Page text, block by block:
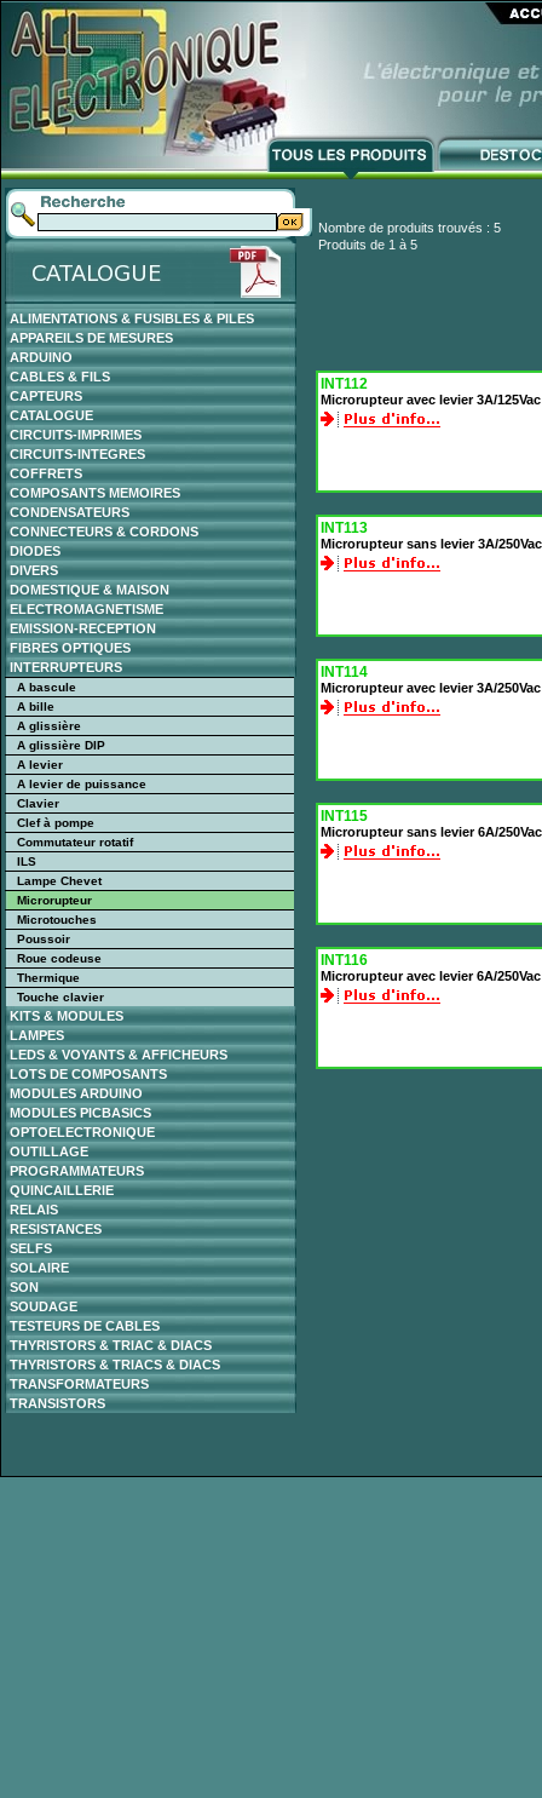
ALIMENTATIONS & FUSIBLES & PILES
APPAREILS DE MESURES
ARDUINO
CABLES & FILS
CAPTEURS
CATALOGUE
CIRCUITS-IMPRIMES
CIRCUITS-INTEGRES
COFFRETS
COMPOSANTS MEMOIRES
CONDENSATEURS
CONNECTEURS & CORDONS
DIODES
DIVERS
DOMESTIQUE & MAISON
ELECTROMAGNETISME
EMISSION-RECEPTION
FIBRES OPTIQUES
INTERRUPTEURS
A bascule
A bille
A glissière
A glissière DIP
A levier
A levier de puissance
Clavier
Clef à pompe
Commutateur rotatif
ILS
Lampe Chevet
Microrupteur
Microtouches
Poussoir
Roue codeuse
Thermique
Touche clavier
KITS & MODULES
LAMPES
LEDS & VOYANTS & AFFICHEURS
LOTS DE COMPOSANTS
MODULES ARDUINO
MODULES PICBASICS
OPTOELECTRONIQUE
OUTILLAGE
PROGRAMMATEURS
QUINCAILLERIE
RELAIS
RESISTANCES
SELFS
SOLAIRE
SON
SOUDAGE
TESTEURS DE CABLES
THYRISTORS & TRIAC & DIACS
THYRISTORS & TRIACS & DIACS
TRANSFORMATEURS
TRANSISTORS
Nombre de produits trouvés : 5
Produits de 1 à 5
INT112
Microrupteur avec levier 3A/
INT113
Microrupteur sans levier 3A/
INT114
Microrupteur avec levier 3A/
INT115
Microrupteur sans levier 6A/
INT116
Microrupteur avec levier 6A/